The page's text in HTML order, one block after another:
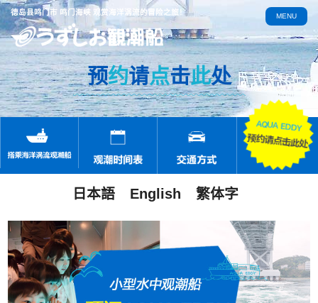
德岛县鸣门市 鸣门海峡 观赏海洋涡流的冒险之旅！
日本語 English 繁体字
MENU
预约请点击此处